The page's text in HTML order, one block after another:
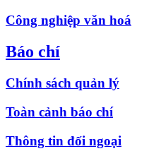
Công nghiệp văn hoá
Báo chí
Chính sách quản lý
Toàn cảnh báo chí
Thông tin đối ngoại